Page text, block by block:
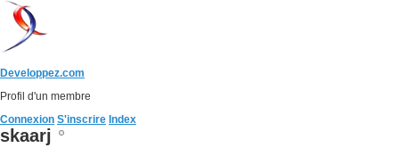
Developpez.com
Profil d'un membre
Connexion S'inscrire Index
skaarj